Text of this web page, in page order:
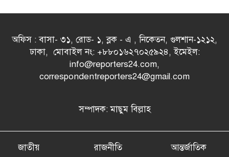
অফিস : বাসা- ৩১, রোড- ১, ব্লক - এ , নিকেতন, গুলশান-১২১২,
ঢাকা, মোবাইল নং: +৮৮০১৬২৭০২৫৯২৪, ইমেইল:
info@reporters24.com,
correspondentreporters24@gmail.com
সম্পাদক: মাছুম বিল্লাহ
জাতীয় রাজনীতি আন্তর্জাতিক